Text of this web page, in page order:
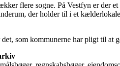
flere sogne. På Vestfyn er der
der holder til i et
som kommunerne har pligt til